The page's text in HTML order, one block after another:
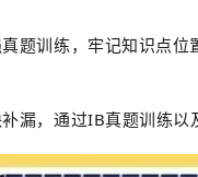
题训练，牢记知识点
漏，通过IB真题训练